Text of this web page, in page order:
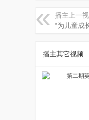
播主上一
“为儿童成
播主其它视频